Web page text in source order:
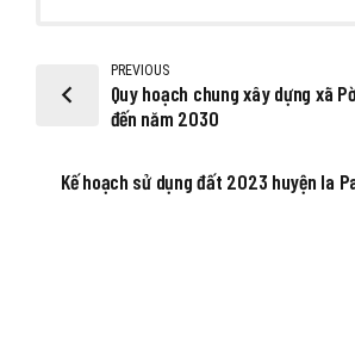
PREVIOUS
Quy hoạch chung xây dựng xã
đến năm 2030
Kế hoạch sử dụng đất 2023 huyện Ia